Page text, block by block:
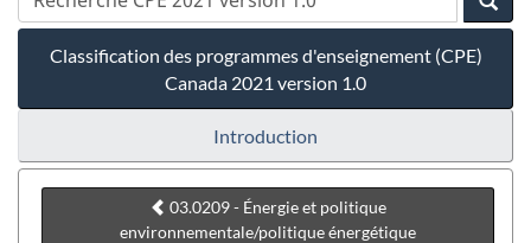
Classification des programmes d'enseignement (CPE)
Canada 2021 version 1.0
Introduction
03.0209 - Énergie et politique
environnementale/politique énergétique